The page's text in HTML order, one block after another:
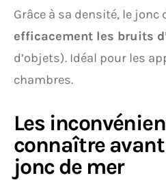
Grâce à sa densité, le jonc
efficacement les bruits
d’objets). Idéal pour les
chambres.
Les
connaître
jonc de mer